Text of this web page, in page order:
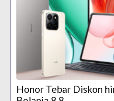
Honor Tebar Diskon